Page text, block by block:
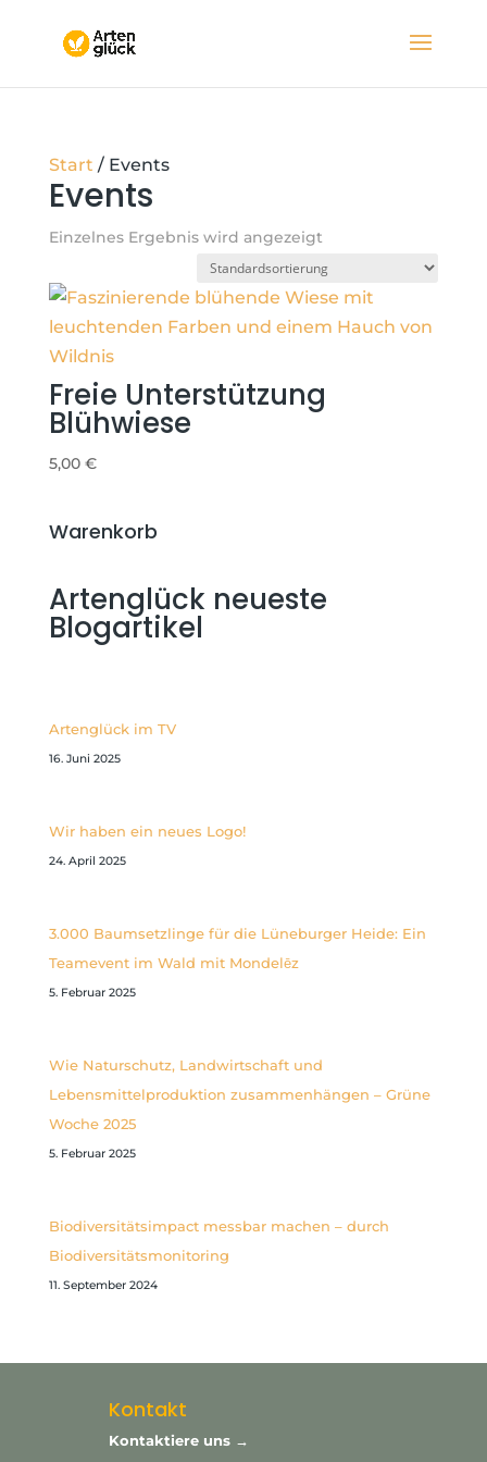
Start / Events
Events
Einzelnes Ergebnis wird angezeigt
Freie Unterstützung
Blühwiese
5,00 €
Warenkorb
Artenglück neueste
Blogartikel
Artenglück im TV
16. Juni 2025
Wir haben ein neues Logo!
24. April 2025
3.000 Baumsetzlinge für die Lüneburger Heide: Ein
Teamevent im Wald mit Mondelēz
5. Februar 2025
Wie Naturschutz, Landwirtschaft und
Lebensmittelproduktion zusammenhängen – Grüne
Woche 2025
5. Februar 2025
Biodiversitätsimpact messbar machen – durch
Biodiversitätsmonitoring
11. September 2024
Kontakt
Kontaktiere uns →